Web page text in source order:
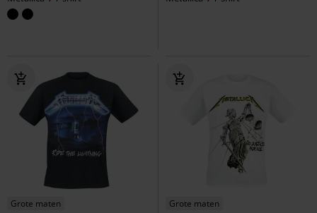
Grote maten
Grote maten